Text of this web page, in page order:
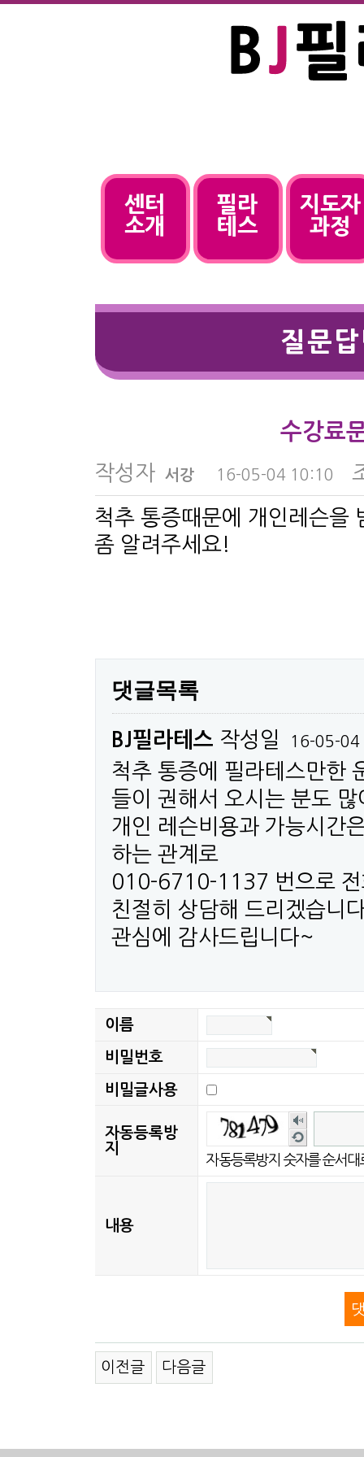
센터
소개
필라
테스
지도자
과정
질문
수강료
작성자 서강 16-05-04 10:10
척추 통증때문에 개인레슨을
좀 알려주세요!
댓글목록
BJ필라테스 작성일 16-05-04
척추 통증에 필라테스만한
들이 권해서 오시는 분도
개인 레슨비용과 가능시간
하는 관계로
010-6710-1137 번으로 전
친절히 상담해 드리겠습니
관심에 감사드립니다~
이름
비밀번호
비밀글사용
자동등록방
지
숫
자
음
성
새
로
고
자동등록방지 숫자를 순서대
내용
이전글 다음글